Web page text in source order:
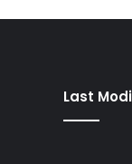
Last